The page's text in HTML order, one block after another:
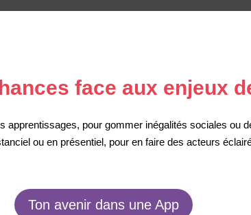
face aux enjeux
apprentissages, pour gommer inégalités sociales ou
ou en présentiel, pour en faire des acteurs
Ton avenir dans une App